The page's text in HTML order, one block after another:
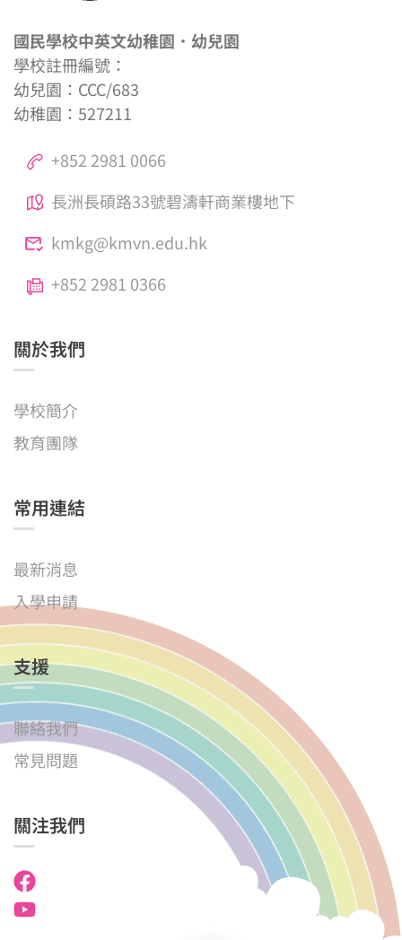
國民學校中英文幼稚園．幼兒園
學校註冊編號：
幼兒園：CCC/683
幼稚園：527211
+852 2981 0066
長洲長碩路33號碧濤軒商業樓地下
kmkg@kmvn.edu.hk
+852 2981 0366
關於我們
學校簡介
教育團隊
常用連結
最新消息
入學申請
支援
聯絡我們
常見問題
關注我們